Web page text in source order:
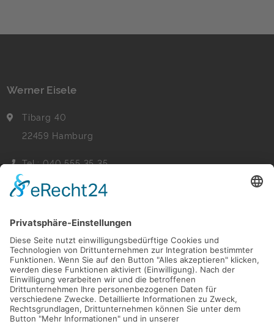
Werner Eisele
Tibarg 40
22459 Hamburg
Tel.: 040 555 35 35
Fax: 040 555 22 44
Nachricht senden
Navigation
Immobilien Aktuelles
Für Eigentümer Kontakt
Referenzen Impressum